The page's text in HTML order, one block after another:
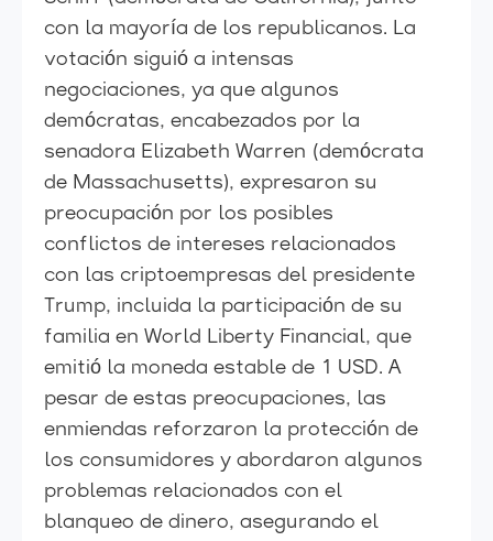
con la mayoría de los republicanos. La
votación siguió a intensas
negociaciones, ya que algunos
demócratas, encabezados por la
senadora Elizabeth Warren (demócrata
de Massachusetts), expresaron su
preocupación por los posibles
conflictos de intereses relacionados
con las criptoempresas del presidente
Trump, incluida la participación de su
familia en World Liberty Financial, que
emitió la moneda estable de 1 USD. A
pesar de estas preocupaciones, las
enmiendas reforzaron la protección de
los consumidores y abordaron algunos
problemas relacionados con el
blanqueo de dinero, asegurando el